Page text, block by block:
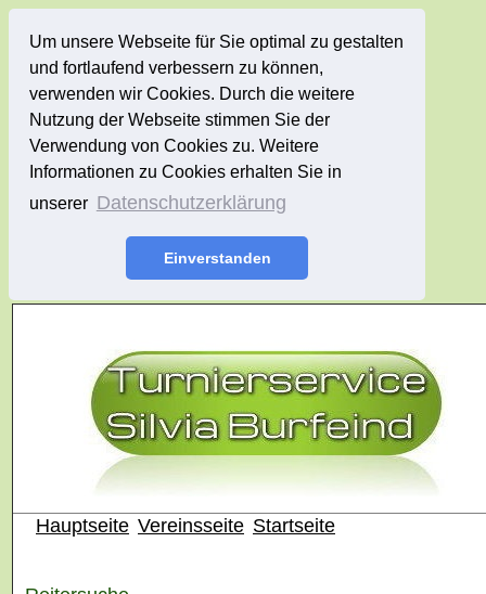
Um unsere Webseite für Sie optimal zu gestalten
und fortlaufend verbessern zu können,
verwenden wir Cookies. Durch die weitere
Nutzung der Webseite stimmen Sie der
Verwendung von Cookies zu. Weitere
Informationen zu Cookies erhalten Sie in
unserer Datenschutzerklärung
Einverstanden
Hauptseite Vereinsseite Startseite